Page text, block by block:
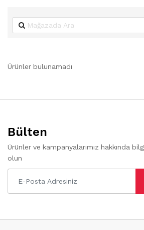
Ürünler bulunamadı
Bülten
Ürünler ve kampanyalarımız hakkında
olun